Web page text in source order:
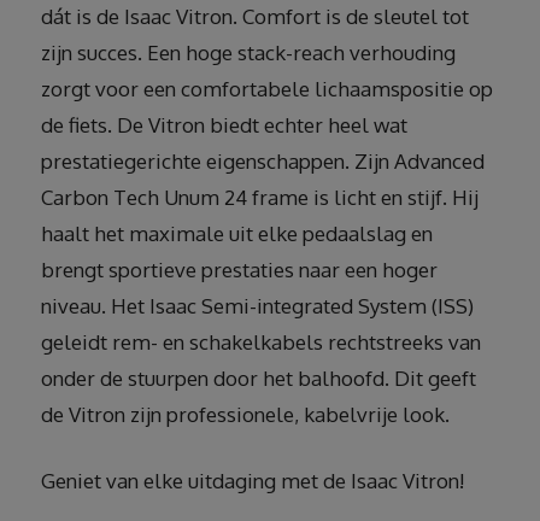
dát is de Isaac Vitron. Comfort is de sleutel tot
zijn succes. Een hoge stack-reach verhouding
zorgt voor een comfortabele lichaamspositie op
de fiets. De Vitron biedt echter heel wat
prestatiegerichte eigenschappen. Zijn Advanced
Carbon Tech Unum 24 frame is licht en stijf. Hij
haalt het maximale uit elke pedaalslag en
brengt sportieve prestaties naar een hoger
niveau. Het Isaac Semi-integrated System (ISS)
geleidt rem- en schakelkabels rechtstreeks van
onder de stuurpen door het balhoofd. Dit geeft
de Vitron zijn professionele, kabelvrije look.
Geniet van elke uitdaging met de Isaac Vitron!